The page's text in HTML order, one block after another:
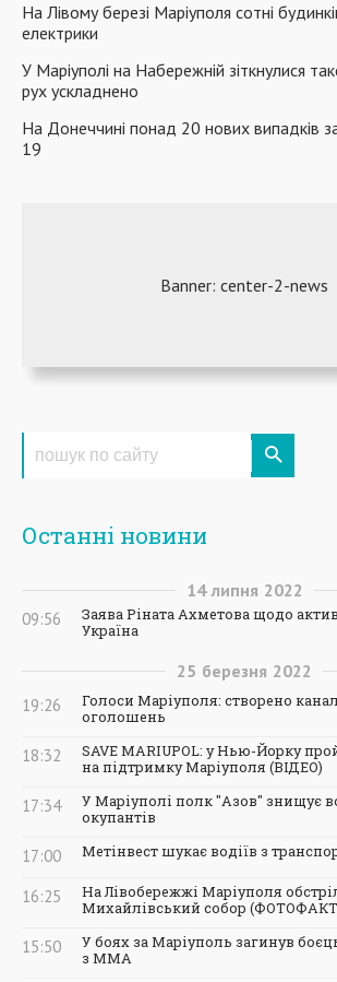
На Лівому березі Маріуполя сотні
електрики
У Маріуполі на Набережній зіткнулися
рух ускладнено
На Донеччині понад 20 нових випадків
19
Останні новини
14 липня 2022
09:56
Заява Ріната Ахметова щодо
Україна
25 березня 2022
19:26
Голоси Маріуполя: створено
оголошень
18:32
SAVE MARIUPOL: у Нью-Йорку
на підтримку Маріуполя (ВІДЕО)
17:34
У Маріуполі полк "Азов" знищує
окупантів
17:00 Метінвест шукає водіїв з
16:25
На Лівобережжі Маріуполя
Михайлівський собор
15:50
У боях за Маріуполь загинув
з ММА